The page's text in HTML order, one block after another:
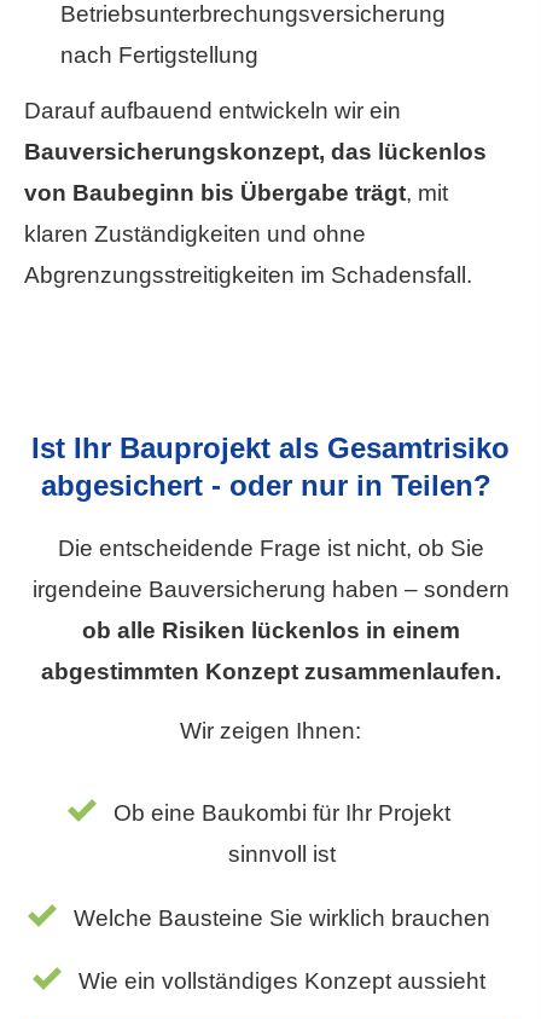
Betriebsunterbrechungsversicherung
nach Fertigstellung
Darauf aufbauend entwickeln wir ein
Bauversicherungskonzept, das lückenlos
von Baubeginn bis Übergabe trägt, mit
klaren Zuständigkeiten und ohne
Abgrenzungsstreitigkeiten im Schadensfall.
Ist Ihr Bauprojekt als Gesamtrisiko
abgesichert - oder nur in Teilen?
Die entscheidende Frage ist nicht, ob Sie
irgendeine Bauversicherung haben – sondern
ob alle Risiken lückenlos in einem
abgestimmten Konzept zusammenlaufen.
Wir zeigen Ihnen:
Ob eine Baukombi für Ihr Projekt
sinnvoll ist
Welche Bausteine Sie wirklich brauchen
Wie ein vollständiges Konzept aussieht